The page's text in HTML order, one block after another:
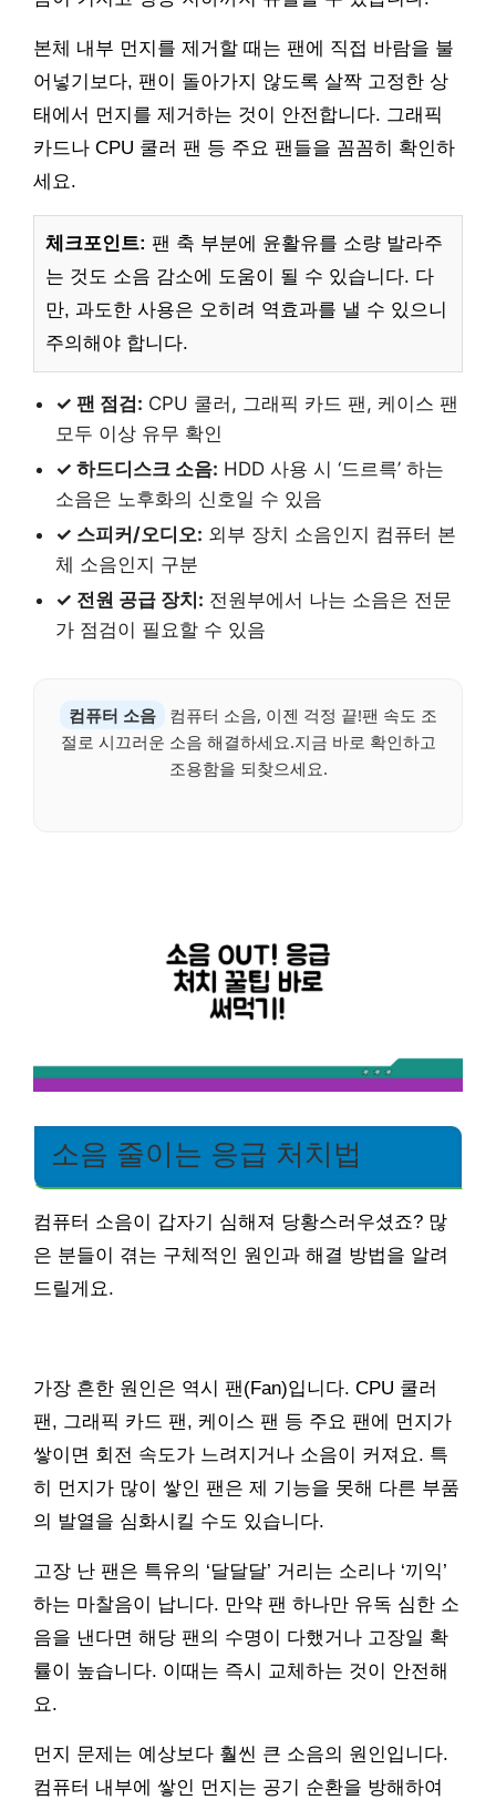
본체 내부 먼지를 제거할 때는 팬에 직접 바람을 불
어넣기보다, 팬이 돌아가지 않도록 살짝 고정한 상
태에서 먼지를 제거하는 것이 안전합니다. 그래픽
카드나 CPU 쿨러 팬 등 주요 팬들을 꼼꼼히 확인하
세요.
체크포인트: 팬 축 부분에 윤활유를 소량 발라주
는 것도 소음 감소에 도움이 될 수 있습니다. 다
만, 과도한 사용은 오히려 역효과를 낼 수 있으니
주의해야 합니다.
✓ 팬 점검: CPU 쿨러, 그래픽 카드 팬, 케이스 팬
모두 이상 유무 확인
✓ 하드디스크 소음: HDD 사용 시 ‘드르륵’ 하는
소음은 노후화의 신호일 수 있음
✓ 스피커/오디오: 외부 장치 소음인지 컴퓨터 본
체 소음인지 구분
✓ 전원 공급 장치: 전원부에서 나는 소음은 전문
가 점검이 필요할 수 있음
컴퓨터 소음
컴퓨터 소음, 이젠 걱정 끝!팬 속도 조
절로 시끄러운 소음 해결하세요.지금 바로 확인하고
조용함을 되찾으세요.
소음 줄이는 응급 처치법
컴퓨터 소음이 갑자기 심해져 당황스러우셨죠? 많
은 분들이 겪는 구체적인 원인과 해결 방법을 알려
드릴게요.
가장 흔한 원인은 역시 팬(Fan)입니다. CPU 쿨러
팬, 그래픽 카드 팬, 케이스 팬 등 주요 팬에 먼지가
쌓이면 회전 속도가 느려지거나 소음이 커져요. 특
히 먼지가 많이 쌓인 팬은 제 기능을 못해 다른 부품
의 발열을 심화시킬 수도 있습니다.
고장 난 팬은 특유의 ‘달달달’ 거리는 소리나 ‘끼익’
하는 마찰음이 납니다. 만약 팬 하나만 유독 심한 소
음을 낸다면 해당 팬의 수명이 다했거나 고장일 확
률이 높습니다. 이때는 즉시 교체하는 것이 안전해
요.
먼지 문제는 예상보다 훨씬 큰 소음의 원인입니다.
컴퓨터 내부에 쌓인 먼지는 공기 순환을 방해하여